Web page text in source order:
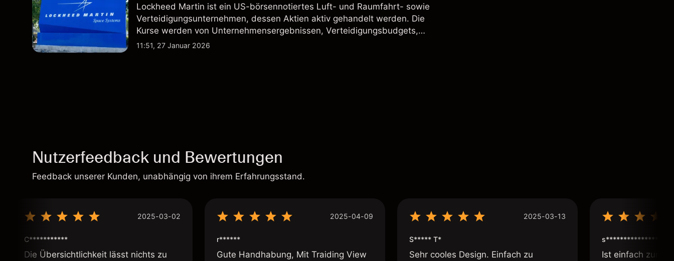
Lockheed Martin ist ein US-börsennotiertes Luft- und Raumfahrt- sowie
Verteidigungsunternehmen, dessen Aktien aktiv gehandelt werden. Die
Kurse werden von Unternehmensergebnissen, Verteidigungsbudgets,
Vertragsaktivitäten und den allgemeinen Aktienmärktbedingungen
11:51, 27 Januar 2026
Nutzerfeedback und Bewertungen
Feedback unserer Kunden, unabhängig von ihrem Erfahrungsstand.
2025-03-02
C***********
Die Übersichtlichkeit lässt nichts zu
2025-04-09
r******
Gute Handhabung, Mit Traiding View
2025-03-13
S***** T*
Sehr cooles Design. Einfach zu
s****************
Ist einfach zum